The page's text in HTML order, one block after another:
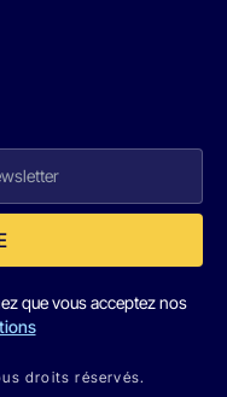
que vous acceptez nos
droits réservés.